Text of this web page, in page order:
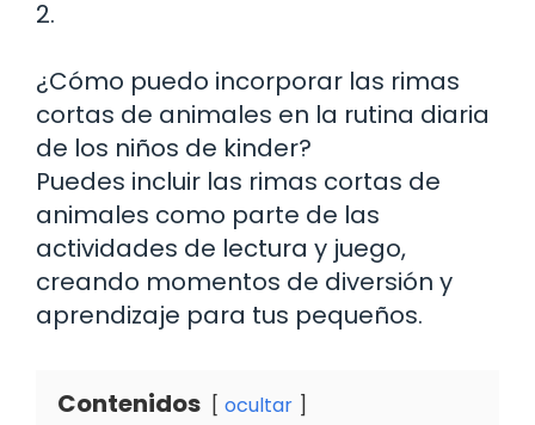
2.
¿Cómo puedo incorporar las rimas
cortas de animales en la rutina diaria
de los niños de kinder?
Puedes incluir las rimas cortas de
animales como parte de las
actividades de lectura y juego,
creando momentos de diversión y
aprendizaje para tus pequeños.
Contenidos ocultar